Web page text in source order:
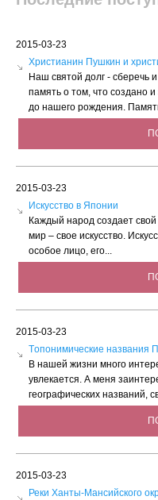
2015-03-23
Христианин Пушкин и
Наш святой долг - сберечь
память о том, что создано
до нашего рождения.
2015-03-23
Искусство в Японии
Каждый народ создает
мир – свое искусство.
особое лицо, его...
2015-03-23
Tопонимические названия
В нашей жизни много
увлекается. А меня
географических названий,
2015-03-23
Реки Ханты-Мансийского